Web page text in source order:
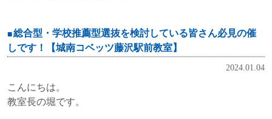
総合型・学校推薦型選抜を検討している皆さん必見の催
しです！【城南コベッツ藤沢駅前教室】
2024.01.04
こんにちは。
教室長の堀です。